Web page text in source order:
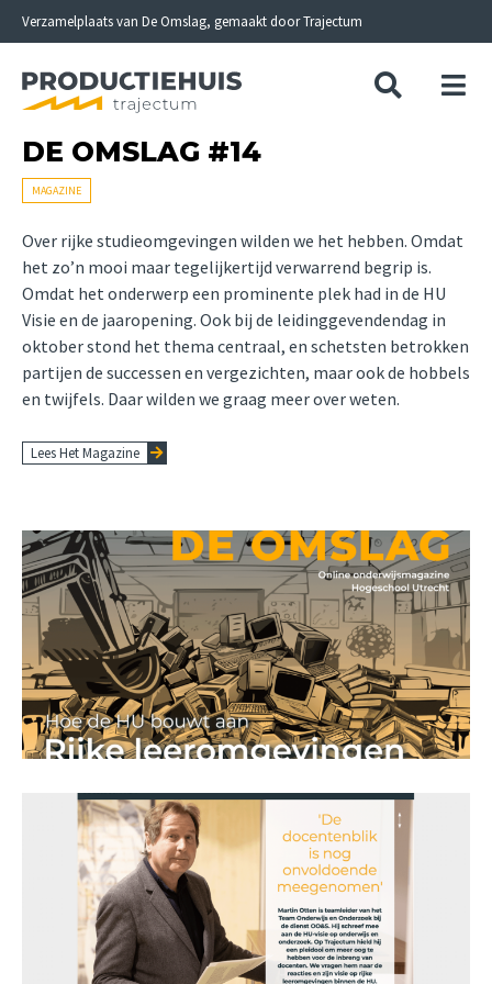
Skip
to
Verzamelplaats van De Omslag, gemaakt door Trajectum
DE OMSLAG #14
MAGAZINE
Over rijke studieomgevingen wilden we het hebben. Omdat
het zo’n mooi maar tegelijkertijd verwarrend begrip is.
Omdat het onderwerp een prominente plek had in de HU
Visie en de jaaropening. Ook bij de leidinggevendendag in
oktober stond het thema centraal, en schetsten betrokken
partijen de successen en vergezichten, maar ook de hobbels
en twijfels. Daar wilden we graag meer over weten.
Lees Het Magazine